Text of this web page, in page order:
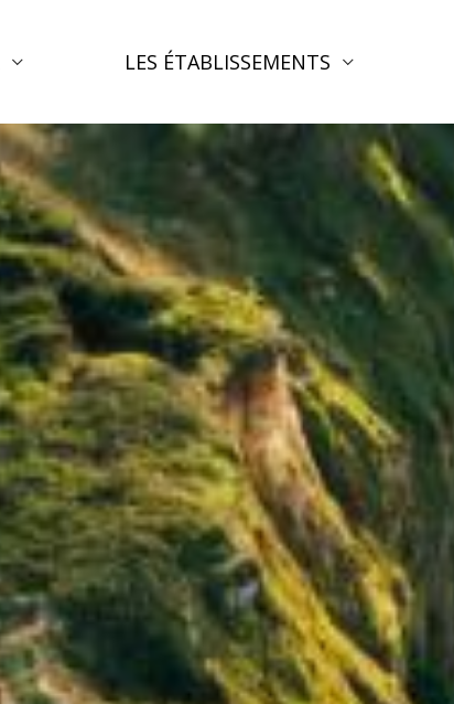
LES ÉTABLISSEMENTS